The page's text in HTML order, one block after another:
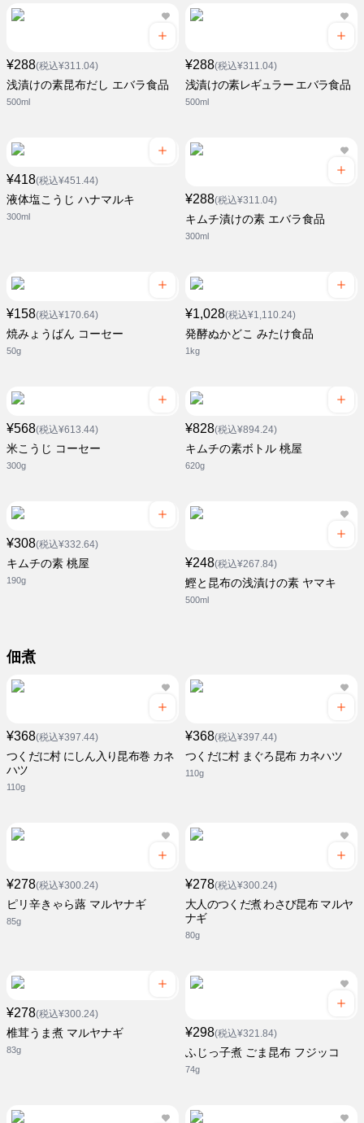
¥288(税込¥311.04)
浅漬けの素昆布だし エバラ食品
500ml
¥288(税込¥311.04)
浅漬けの素レギュラー エバラ食品
500ml
¥418(税込¥451.44)
液体塩こうじ ハナマルキ
300ml
¥288(税込¥311.04)
キムチ漬けの素 エバラ食品
300ml
¥158(税込¥170.64)
焼みょうばん コーセー
50g
¥1,028(税込¥1,110.24)
発酵ぬかどこ みたけ食品
1kg
¥568(税込¥613.44)
米こうじ コーセー
300g
¥828(税込¥894.24)
キムチの素ボトル 桃屋
620g
¥308(税込¥332.64)
キムチの素 桃屋
190g
¥248(税込¥267.84)
鰹と昆布の浅漬けの素 ヤマキ
500ml
佃煮
¥368(税込¥397.44)
つくだに村 にしん入り昆布巻 カネ
ハツ
110g
¥368(税込¥397.44)
つくだに村 まぐろ昆布 カネハツ
110g
¥278(税込¥300.24)
ピリ辛きゃら蕗 マルヤナギ
85g
¥278(税込¥300.24)
大人のつくだ煮 わさび昆布 マルヤ
ナギ
80g
¥278(税込¥300.24)
椎茸うま煮 マルヤナギ
83g
¥298(税込¥321.84)
ふじっ子煮 ごま昆布 フジッコ
74g